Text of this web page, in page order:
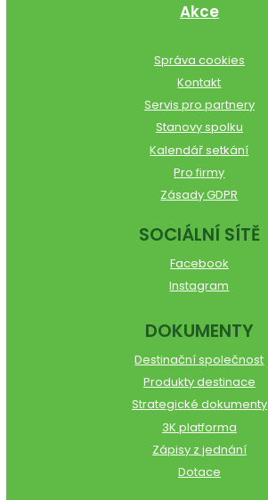
Akce
Správa cookies
Kontakt
Servis pro partnery
Stanovy spolku
Kalendář setkání
Pro firmy
Zásady GDPR
SOCIÁLNÍ SÍTĚ
Facebook
Instagram
DOKUMENTY
Destinační společnost
Produkty destinace
Strategické dokumenty
3K platforma
Zápisy z jednání
Dotace